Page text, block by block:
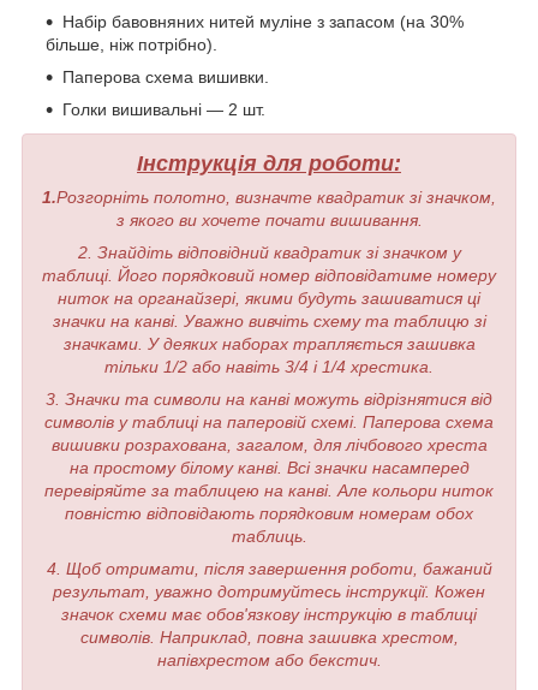
Набір бавовняних нитей муліне з запасом (на 30%
більше, ніж потрібно).
Паперова схема вишивки.
Голки вишивальні — 2 шт.
Інструкція для роботи:
1.Розгорніть полотно, визначте квадратик зі значком,
з якого ви хочете почати вишивання.
2. Знайдіть відповідний квадратик зі значком у
таблиці. Його порядковий номер відповідатиме номеру
ниток на органайзері, якими будуть зашиватися ці
значки на канві. Уважно вивчіть схему та таблицю зі
значками. У деяких наборах трапляється зашивка
тільки 1/2 або навіть 3/4 і 1/4 хрестика.
3. Значки та символи на канві можуть відрізнятися від
символів у таблиці на паперовій схемі. Паперова схема
вишивки розрахована, загалом, для лічбового хреста
на простому білому канві. Всі значки насамперед
перевіряйте за таблицею на канві. Але кольори ниток
повністю відповідають порядковим номерам обох
таблиць.
4. Щоб отримати, після завершення роботи, бажаний
результат, уважно дотримуйтесь інструкції. Кожен
значок схеми має обов'язкову інструкцію в таблиці
символів. Наприклад, повна зашивка хрестом,
напівхрестом або бекстич.